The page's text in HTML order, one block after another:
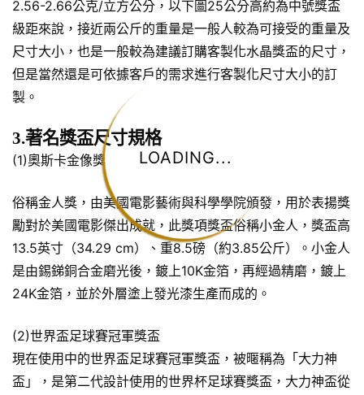
LOADING...
2.56-2.66公克/立方公分，以下圖25公分高約為中號獎盃
級距來說，接近兩公斤的重量是一般人較為可接受的重量及
尺寸大小，也是一般較為建議訂購客製化水晶獎盃的尺寸，
但是當然還是可依據客戶的需求進行客製化尺寸大小的訂
製。
3.著名獎盃尺寸規格
(1)奧斯卡金像獎
俗稱金人獎，由美國電影藝術與科學學院頒發，用於表揚獎
勵對於美國電影傑出成就，此獎項獎盃俗稱小金人，獎盃高
13.5英寸（34.29 cm）、重8.5磅（約3.85公斤）。小金人
是由錫銻銅合金磨光後，鍍上10K金箔，再經過精磨，鍍上
24K金箔，並於外層塗上發光漆生產而成的。
(2)世界盃足球賽冠軍獎盃
現在使用中的世界盃足球賽冠軍獎盃，被暱稱為「大力神
盃」，是第二代設計使用的世界杯足球賽獎盃，大力神盃從